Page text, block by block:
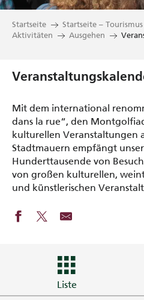
Startseite Startseite – Tourismus
Aktivitäten
Ausgehen
Mit dem international
dans la rue“, den
kulturellen Veranstaltungen
Stadtmauern empfängt
Hunderttausende von
von großen kulturellen,
und künstlerischen
Liste